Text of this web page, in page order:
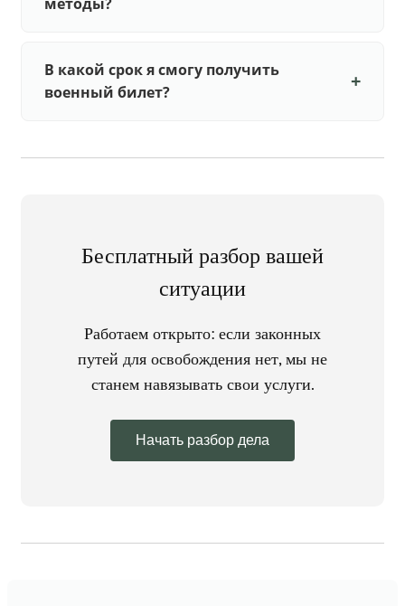
В какой срок я смогу получить
военный билет?
Бесплатный разбор вашей
ситуации
Работаем открыто: если законных
путей для освобождения нет, мы не
станем навязывать свои услуги.
Начать разбор дела